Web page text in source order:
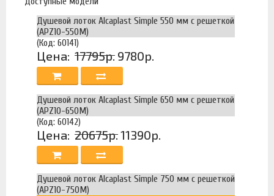
Душевой лоток Alcaplast Simple 550 мм с решеткой
(APZ10-550М)
(Код: 60141)
Цена: 17795р. 9780р.
Душевой лоток Alcaplast Simple 650 мм с решеткой
(APZ10-650М)
(Код: 60142)
Цена: 20675р.11390р.
Душевой лоток Alcaplast Simple 750 мм с решеткой
(APZ10-750М)